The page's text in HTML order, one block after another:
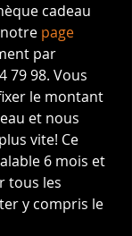
cadeau
page
par
79 98. Vous
le montant
et nous
vite! Ce
6 mois et
tous les
y compris le